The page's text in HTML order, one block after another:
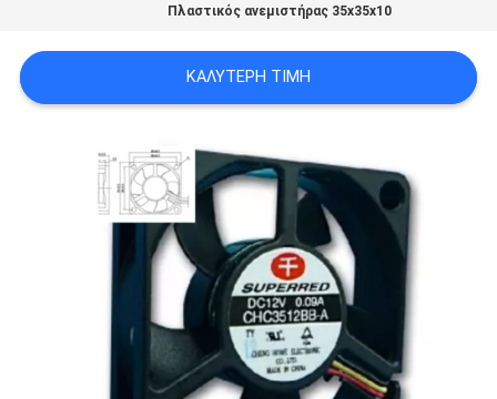
ΕΙΔΉΣΕΙΣ
ΖΗΤΉΣΤΕ
ΑΠΌΣΠΑΣΜΑ
SITEMAP
PRIVACY
Πλαστικός ανεμιστήρας 35x35x10
ΚΑΛΎΤΕΡΗ ΤΙΜΉ